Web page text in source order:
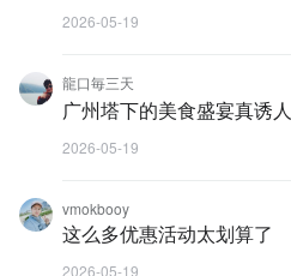
2026-05-19
龍口毎三天
广州塔下的美食盛宴真诱人
2026-05-19
vmokbooy
这么多优惠活动太划算了
2026-05-19